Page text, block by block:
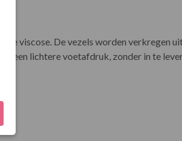
viscose. De vezels worden verkregen
een lichtere voetafdruk, zonder in te